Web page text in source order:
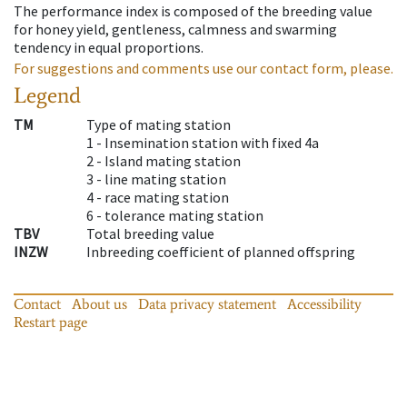
The performance index is composed of the breeding value
for honey yield, gentleness, calmness and swarming
tendency in equal proportions.
For suggestions and comments use our contact form, please.
Legend
TM
Type of mating station
1 - Insemination station with fixed 4a
2 - Island mating station
3 - line mating station
4 - race mating station
6 - tolerance mating station
TBV
Total breeding value
INZW
Inbreeding coefficient of planned offspring
Contact About us Data privacy statement
Accessibility
Restart page